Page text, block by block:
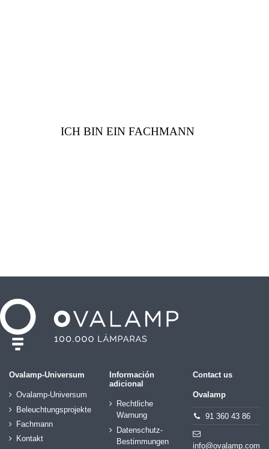
ICH BIN EIN FACHMANN
Ovalamp-Universum
Ovalamp-Universum
Beleuchtungsprojekte
Fachmann
Kontakt
Información
adicional
Rechtliche
Warnung
Datenschutz-
Bestimmungen
Contact us
Ovalamp
91 360 43 86
info@ovalamp.com